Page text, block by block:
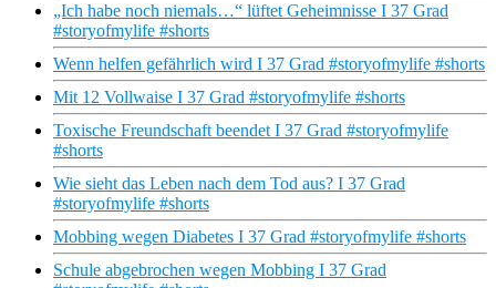
„Ich habe noch niemals…“ lüftet Geheimnisse I 37 Grad
#storyofmylife #shorts
Wenn helfen gefährlich wird I 37 Grad #storyofmylife #shorts
Mit 12 Vollwaise I 37 Grad #storyofmylife #shorts
Toxische Freundschaft beendet I 37 Grad #storyofmylife
#shorts
Wie sieht das Leben nach dem Tod aus? I 37 Grad
#storyofmylife #shorts
Mobbing wegen Diabetes I 37 Grad #storyofmylife #shorts
Schule abgebrochen wegen Mobbing I 37 Grad